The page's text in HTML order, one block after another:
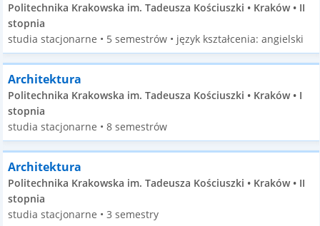
Politechnika Krakowska im. Tadeusza Kościuszki • Kraków • II
stopnia
studia stacjonarne • 5 semestrów • język kształcenia: angielski
Architektura
Politechnika Krakowska im. Tadeusza Kościuszki • Kraków • I
stopnia
studia stacjonarne • 8 semestrów
Architektura
Politechnika Krakowska im. Tadeusza Kościuszki • Kraków • II
stopnia
studia stacjonarne • 3 semestry